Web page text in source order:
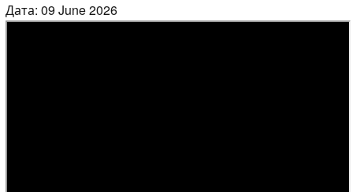
Дата: 09 June 2026